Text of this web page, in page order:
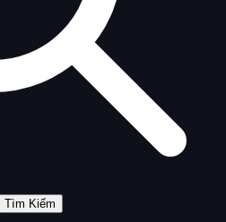
Tìm Kiếm